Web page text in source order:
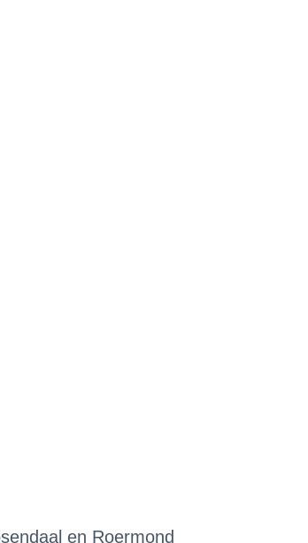
en Roermond